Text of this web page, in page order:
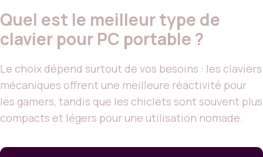
Quel est le meilleur type de
clavier pour PC portable ?
Le choix dépend surtout de vos besoins : les claviers
mécaniques offrent une meilleure réactivité pour
les gamers, tandis que les chiclets sont souvent plus
compacts et légers pour une utilisation nomade.